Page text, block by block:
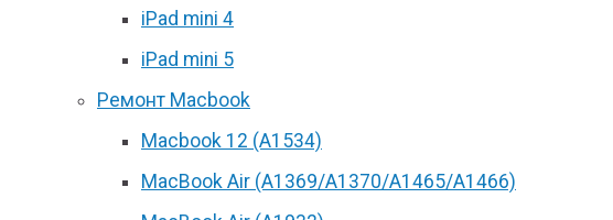
iPad mini 4
iPad mini 5
Ремонт Macbook
Macbook 12 (А1534)
MacBook Air (A1369/A1370/A1465/A1466)